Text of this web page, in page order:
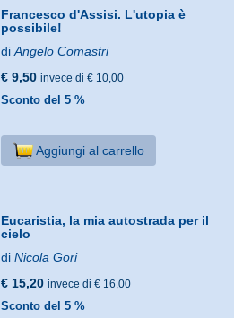
Francesco d'Assisi. L'utopia è
possibile!
diAngelo Comastri
€ 9,50 invece di € 10,00
Sconto del 5 %
Aggiungi al carrello
Eucaristia, la mia autostrada per il
cielo
diNicola Gori
€ 15,20 invece di € 16,00
Sconto del 5 %